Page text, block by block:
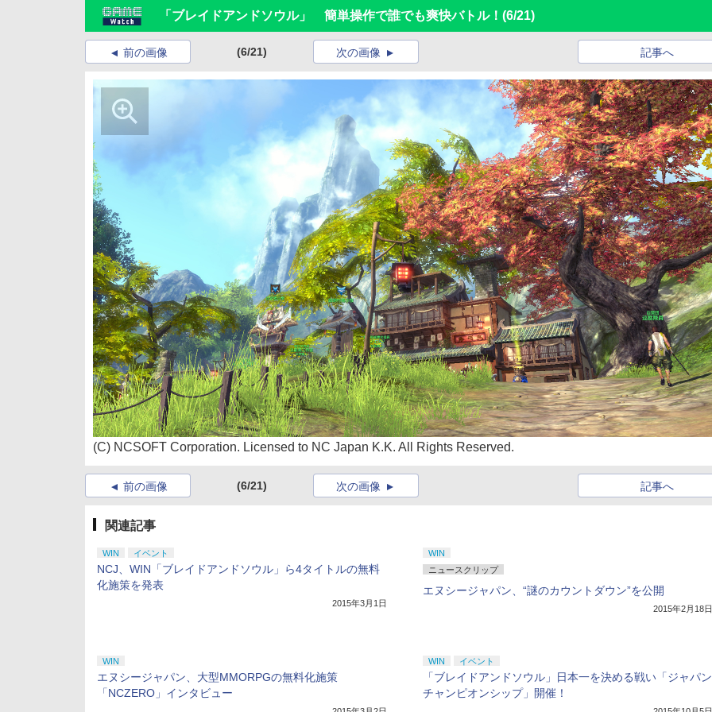
「ブレイドアンドソウル」 簡単操作で誰でも爽快バトル！ (6/21)
前の画像 (6/21) 記事へ
次の画像
(C) NCSOFT Corporation. Licensed to NC Japan K.K. All Rights Reserved.
前の画像 (6/21) 記事へ
次の画像
関連記事
WIN イベント
NCJ、WIN「ブレイドアンドソウル」ら4タイトルの無料
化施策を発表
2015年3月1日
WIN
ニュースクリップ
エヌシージャパン、“謎のカウントダウン”を公開
2015年2月18日
WIN
エヌシージャパン、大型MMORPGの無料化施策
「NCZERO」インタビュー
WIN イベント
「ブレイドアンドソウル」日本一を決める戦い「ジャパン
チャンピオンシップ」開催！